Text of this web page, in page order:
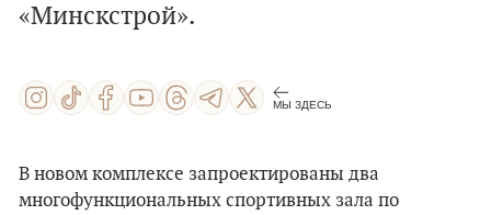
«Минскстрой».
МЫ ЗДЕСЬ
В новом комплексе запроектированы два
многофункциональных спортивных зала по